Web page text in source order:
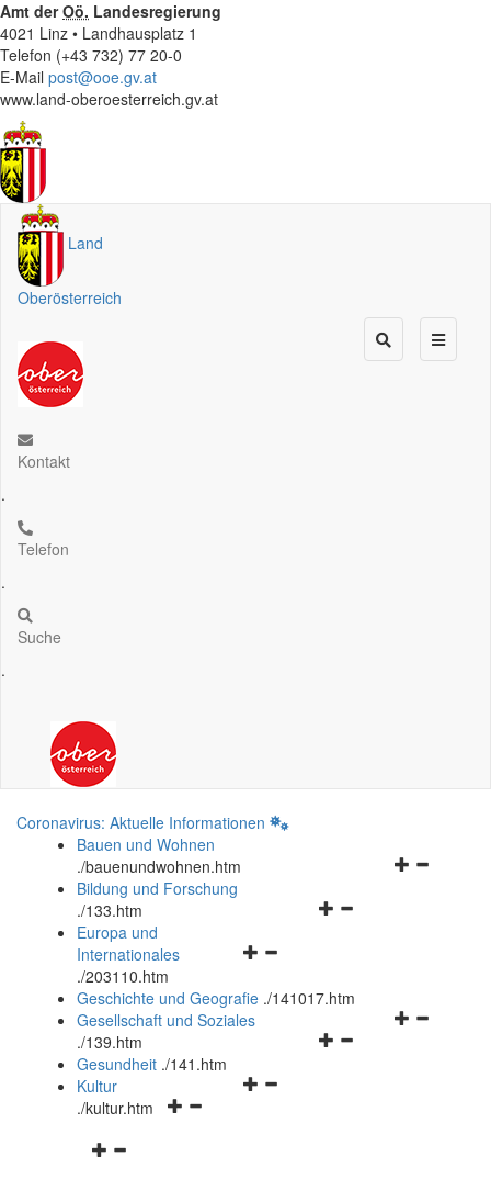
Amt derOö. Landesregierung
4021 Linz • Landhausplatz 1
Telefon (+43 732) 77 20-0
E-Mail post@ooe.gv.at
www.land-oberoesterreich.gv.at
Land
Oberösterreich
Kontakt
.
Telefon
.
Suche
.
Coronavirus: Aktuelle Informationen
Bauen und Wohnen
./bauenundwohnen.htm
Navigationsmenü
Bildung und Forschung
./133.htm
Navigationsmenü
und
schließen
Europa und
Internationales
./203110.htm
Geschichte und Geografie ./141017.htm
Navigationsmenü
Gesellschaft und Soziales
./139.htm
Navigationsmenü
Gesundheit ./141.htm
Navigationsmenü
Kultur
./kultur.htm
Navigationsmenü